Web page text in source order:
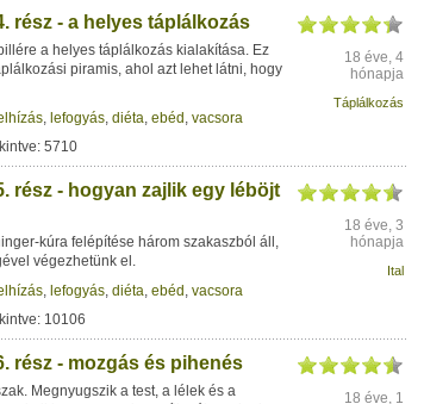
rész - a helyes táplálkozás
a helyes táplálkozás kialakítása. Ez
piramis, ahol azt lehet látni, hogy
, lefogyás, diéta, ebéd , vacsora
5710
18 éve, 4
hónapja
Táplálkozás
rész - hogyan zajlik egy léböjt
kúra felépítése három szakaszból áll,
végezhetünk el.
, lefogyás, diéta, ebéd , vacsora
10106
18 éve, 3
hónapja
Ital
rész - mozgás és pihenés
Megnyugszik a test, a lélek és a
18 éve, 1